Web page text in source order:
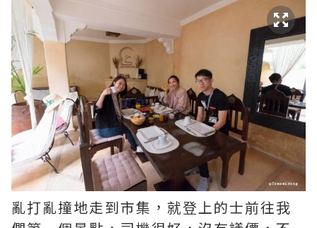
亂打亂撞地走到市集，就登上的士前往我